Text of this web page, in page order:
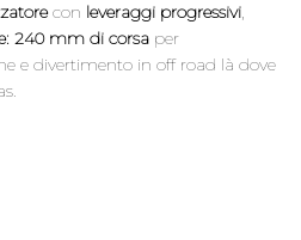
con leveraggi progressivi,
240 mm di corsa per
e divertimento in off road là dove